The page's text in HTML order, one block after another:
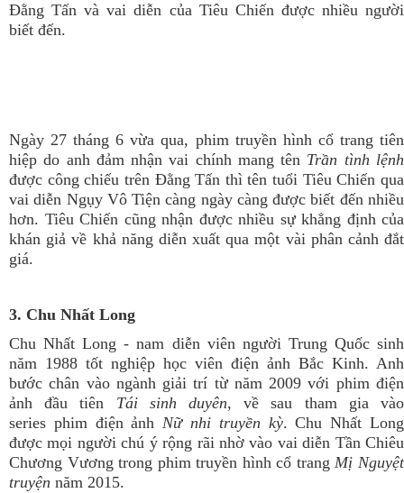
Đằng Tấn và vai diễn của Tiêu Chiến được nhiều người
biết đến.
Ngày 27 tháng 6 vừa qua, phim truyền hình cổ trang tiên
hiệp do anh đảm nhận vai chính mang tên Trần tình lệnh
được công chiếu trên Đằng Tấn thì tên tuổi Tiêu Chiến qua
vai diễn Ngụy Vô Tiện càng ngày càng được biết đến nhiều
hơn. Tiêu Chiến cũng nhận được nhiều sự khẳng định của
khán giả về khả năng diễn xuất qua một vài phân cảnh đắt
giá.
3. Chu Nhất Long
Chu Nhất Long - nam diễn viên người Trung Quốc sinh
năm 1988 tốt nghiệp học viên điện ảnh Bắc Kinh. Anh
bước chân vào ngành giải trí từ năm 2009 với phim điện
ảnh đầu tiên Tái sinh duyên, về sau tham gia vào
series phim điện ảnhNữ nhi truyền kỳ. Chu Nhất Long
được mọi người chú ý rộng rãi nhờ vào vai diễn Tần Chiêu
Chương Vương trong phim truyền hình cổ trang Mị Nguyệt
truyện năm 2015.